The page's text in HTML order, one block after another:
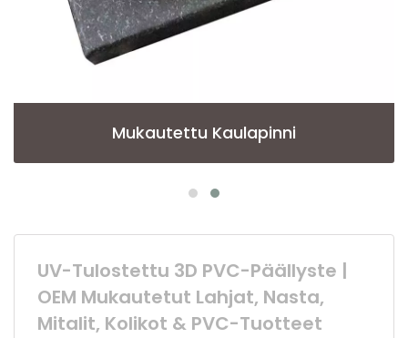
Mukautettu Kaulapinni
UV-Tulostettu 3D PVC-Päällyste |
OEM Mukautetut Lahjat, Nasta,
Mitalit, Kolikot & PVC-Tuotteet